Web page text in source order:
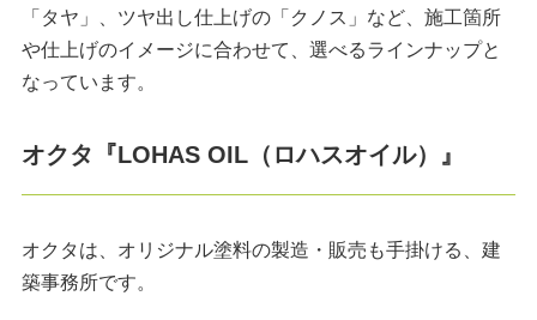
「タヤ」、ツヤ出し仕上げの「クノス」など、施工箇所
や仕上げのイメージに合わせて、選べるラインナップと
なっています。
オクタ『LOHAS OIL（ロハスオイル）』
オクタは、オリジナル塗料の製造・販売も手掛ける、建
築事務所です。